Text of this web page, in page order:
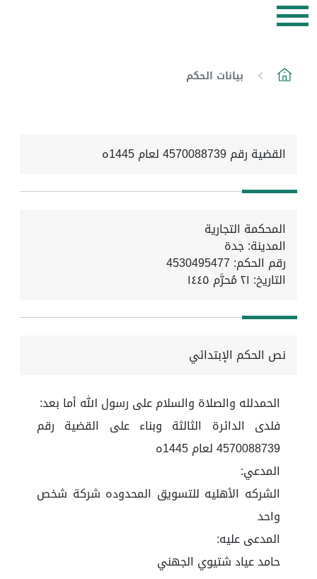
بيانات الحكم
القضية رقم 4570088739 لعام 1445ه
المحكمة التجارية
المدينة: جدة
رقم الحكم: 4530495477
التاريخ: ٢١ مُحرَّم ١٤٤٥
نص الحكم الإبتدائي
الحمدلله والصلاة والسلام على رسول الله أما بعد:
فلدى الدائرة الثالثة وبناء على القضية رقم
4570088739 لعام 1445ه
المدعي:
الشركه الأهليه للتسويق المحدوده شركة شخص
واحد
المدعى عليه:
حامد عياد شتيوي الجهني